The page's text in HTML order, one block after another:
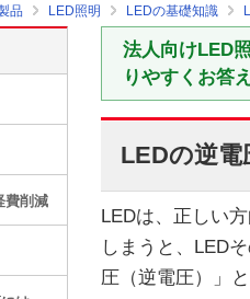
品 LED照明 LEDの基礎知識
法人向けLED
りやすくお答
LEDの逆電
LEDは、正しい
しまうと、LED
圧（逆電圧）」
費削減